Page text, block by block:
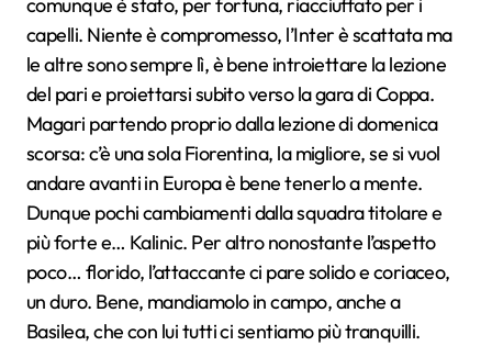
comunque è stato, per fortuna, riacciuffato per i
capelli. Niente è compromesso, l’Inter è scattata ma
le altre sono sempre lì, è bene introiettare la lezione
del pari e proiettarsi subito verso la gara di Coppa.
Magari partendo proprio dalla lezione di domenica
scorsa: c’è una sola Fiorentina, la migliore, se si vuol
andare avanti in Europa è bene tenerlo a mente.
Dunque pochi cambiamenti dalla squadra titolare e
più forte e… Kalinic. Per altro nonostante l’aspetto
poco… florido, l’attaccante ci pare solido e coriaceo,
un duro. Bene, mandiamolo in campo, anche a
Basilea, che con lui tutti ci sentiamo più tranquilli.